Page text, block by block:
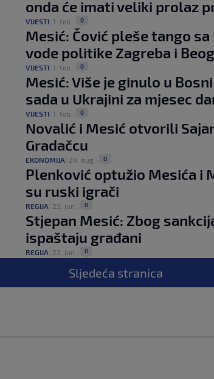
onda će imati veliki prolaz
VIJESTI 1. feb. 0
Mesić: Čović pleše tango
vode politike Zagreba i
VIJESTI 1. feb. 0
Mesić: Više je ginulo u
sada u Ukrajini za mjesec
VIJESTI 1. feb. 0
Novalić i Mesić otvorili
Gradačcu
EKONOMIJA 24. aug. 0
Plenković optužio Mesića i
su ruski igrači
REGIJA 23. jun. 0
Stjepan Mesić: Zbog
ispaštaju građani
REGIJA 22. jun. 0
Sljedeća stranica